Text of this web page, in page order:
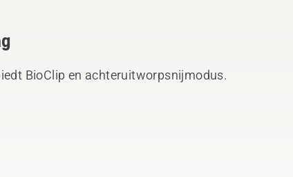
BioClip en achteruitworpsnijmodus.